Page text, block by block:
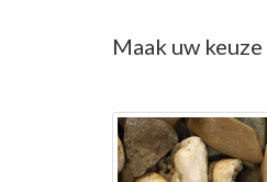
Maak uw keuze